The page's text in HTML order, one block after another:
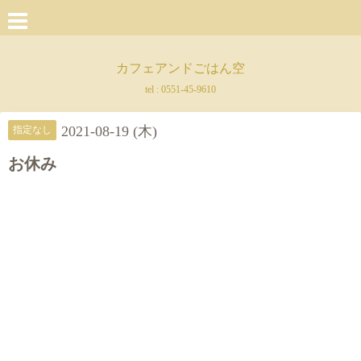
カフェアンドごはん空
tel : 0551-45-9610
指定なし 2021-08-19 (木)
お休み